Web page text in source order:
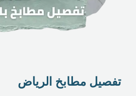
تفصيل مطابخ الرياض